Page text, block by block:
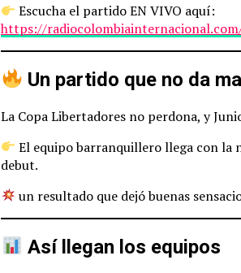
Escucha el partido EN VIVO aquí:
https://
Un partido que no da
La Copa Libertadores no perdona, y
El equipo barranquillero llega con la
debut.
un resultado que dejó buenas
Así llegan los equipos